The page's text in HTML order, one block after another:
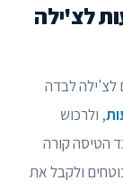
לצ'ילה
לצ'ילה לבדה
, ולרכוש
הטיסה קורה
ולקבל את